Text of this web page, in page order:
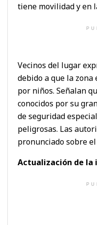
tiene movilidad y en
Vecinos del lugar
debido a que la
por niños. Señalan
conocidos por su
de seguridad
peligrosas. Las
pronunciado sobre
Actualización de la